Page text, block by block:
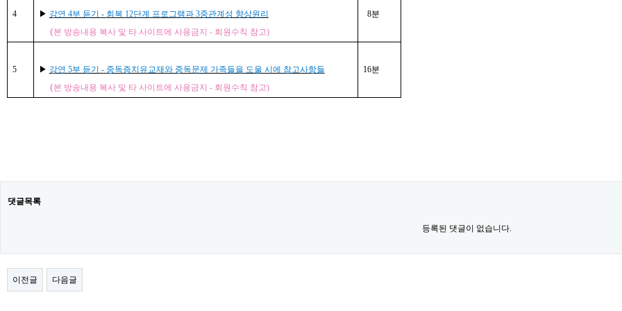
4 ▶ 강연 4부 듣기 - 회복 12단계 프로그램과 3중관계성 향상원리
(본 방송내용 복사 및 타 사이트에 사용금지 - 회원수칙 참고)
8분
5 ▶ 강연 5부 듣기 - 중독증치유교재와 중독문제 가족들을 도울 시에 참고사항들
(본 방송내용 복사 및 타 사이트에 사용금지 - 회원수칙 참고)
16분
댓글목록
등록된 댓글이 없습니다.
이전글 다음글